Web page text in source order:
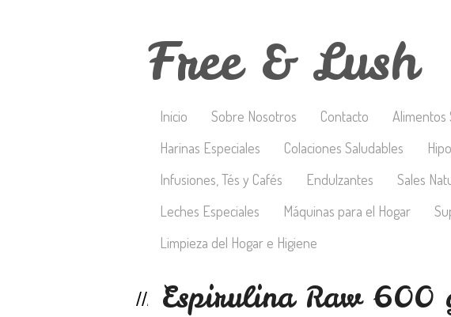
Free & Lush
Inicio Sobre Nosotros Contacto Alimentos
Harinas Especiales
Colaciones Saludables
Infusiones, Tés y Cafés
Endulzantes Sales
Leches Especiales
Máquinas para el Hogar
Limpieza del Hogar e Higiene
Espirulina Raw 600